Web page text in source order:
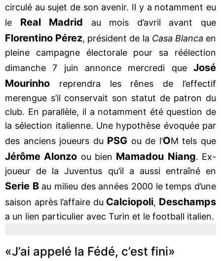
circulé au sujet de son avenir. Il y a notamment eu
le Real Madrid au mois d’avril avant que
Florentino Pérez, président de la Casa Blanca en
pleine campagne électorale pour sa réélection
dimanche 7 juin annonce mercredi que José
Mourinho
reprendra les rênes de l’effectif
merengue s’il conservait son statut de patron du
club. En parallèle, il a notamment été question de
la sélection italienne. Une hypothèse évoquée par
des anciens joueurs du PSG ou de l’OM tels que
Jérôme Alonzo ou bien Mamadou Niang. Ex-
joueur de la Juventus qu’il a aussi entraîné en
Serie B au milieu des années 2000 le temps d’une
saison après l’affaire du Calciopoli, Deschamps
a un lien particulier avec Turin et le football italien.
«J’ai appelé la Fédé, c’est fini»